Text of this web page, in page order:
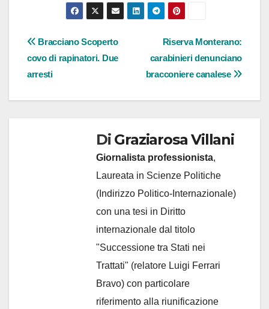
Navigazione
articoli
Riserva Monterano:
carabinieri denunciano
bracconiere canalese
Bracciano Scoperto
covo di rapinatori. Due
arresti
Di Graziarosa Villani
Giornalista professionista,
Laureata in Scienze Politiche
(Indirizzo Politico-Internazionale)
con una tesi in Diritto
internazionale dal titolo
"Successione tra Stati nei
Trattati" (relatore Luigi Ferrari
Bravo) con particolare
riferimento alla riunificazione